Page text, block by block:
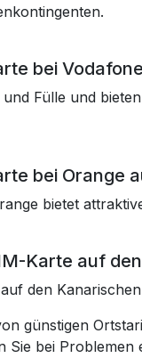
bei
Fülle und
bei Orange
bietet
Karte auf
den
günstigen
Sie bei